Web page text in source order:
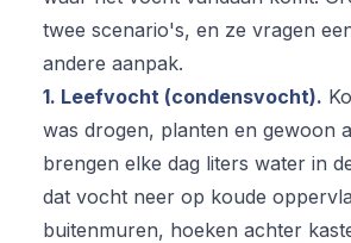
twee scenario's, en ze vragen
andere aanpak.
1. Leefvocht (condensvocht).
was drogen, planten en gewoon
brengen elke dag liters water in
dat vocht neer op koude
buitenmuren, hoeken achter